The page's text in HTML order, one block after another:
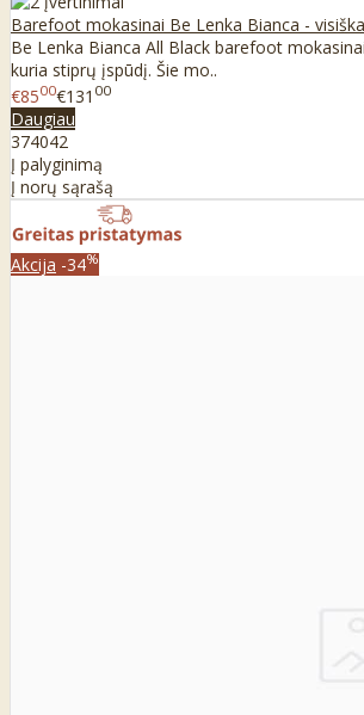
Barefoot mokasinai Be Lenka Bianca -
Be Lenka Bianca All Black barefoot
kuria stiprų įspūdį. Šie mo..
€8500€131 00
Daugiau
374042
Į palyginimą
Į norų sąrašą
Akcija -34%